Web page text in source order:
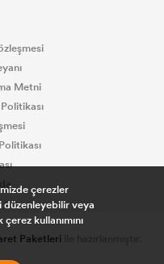
Metni
Paketleri
çerezler
düzenleyebilir veya
kullanımını